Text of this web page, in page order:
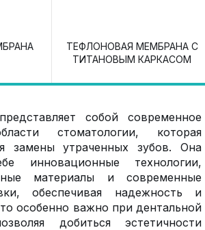
ТЕФЛОНОВАЯ МЕМБРАНА С
ТИТАНОВЫМ КАРКАСОМ
собой современное
стоматологии, которая
замены утраченных зубов. Она
инновационные технологии,
материалы и современные
обеспечивая надежность и
особенно важно при дентальной
добиться эстетичности